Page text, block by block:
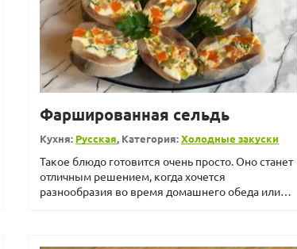
Фаршированная сельдь
Кухня: Русская, Категория:Холодные закуски
Такое блюдо готовится очень просто. Оно станет
отличным решением, когда хочется
разнообразия во время домашнего обеда или